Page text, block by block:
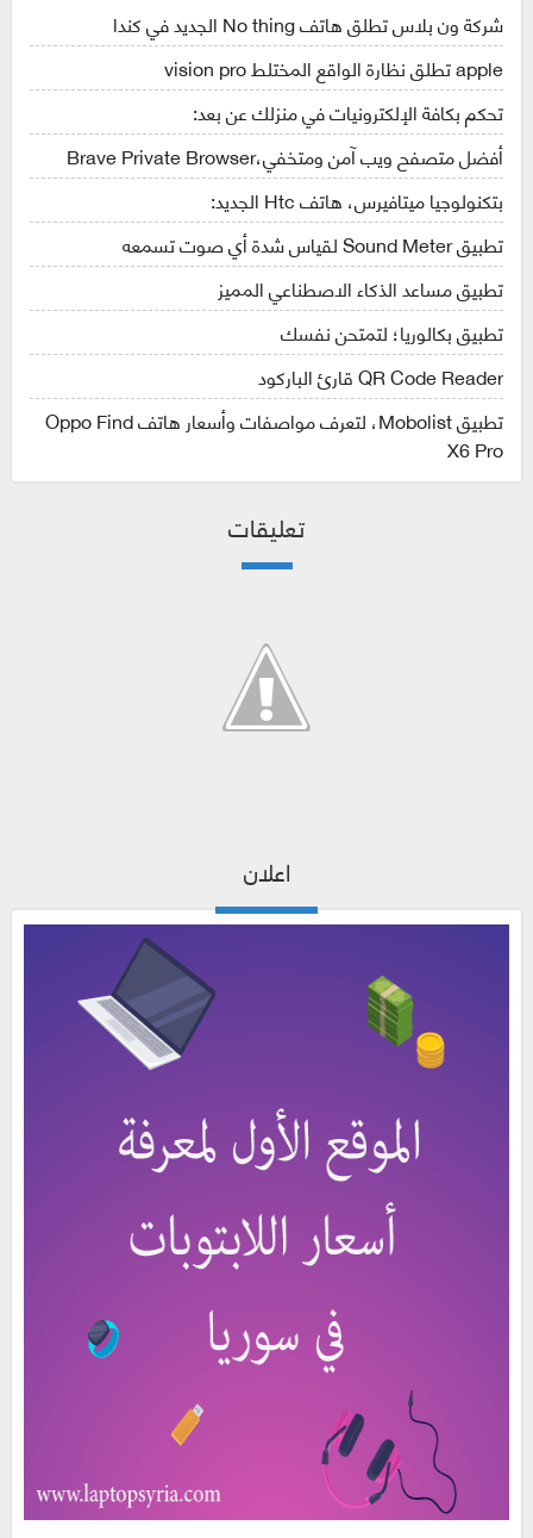
شركة ون بلاس تطلق هاتف No thing الجديد في كندا
apple تطلق نظارة الواقع المختلط vision pro
تحكم بكافة الإلكترونيات في منزلك عن بعد:
أفضل متصفح ويب آمن ومتخفي،Brave Private Browser
بتكنولوجيا ميتافيرس، هاتف Htc الجديد:
تطبيق Sound Meter لقياس شدة أي صوت تسمعه
تطبيق مساعد الذكاء الاصطناعي المميز
تطبيق بكالوريا؛ لتمتحن نفسك
QR Code Reader قارئ الباركود
تطبيق Mobolist، لتعرف مواصفات وأسعار هاتف Oppo Find
X6 Pro
تعليقات
اعلان